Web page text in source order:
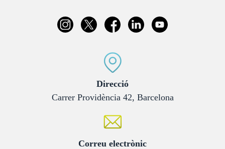
Direcció:
Carrer Providència 42, Barcelona
Correu electrònic: